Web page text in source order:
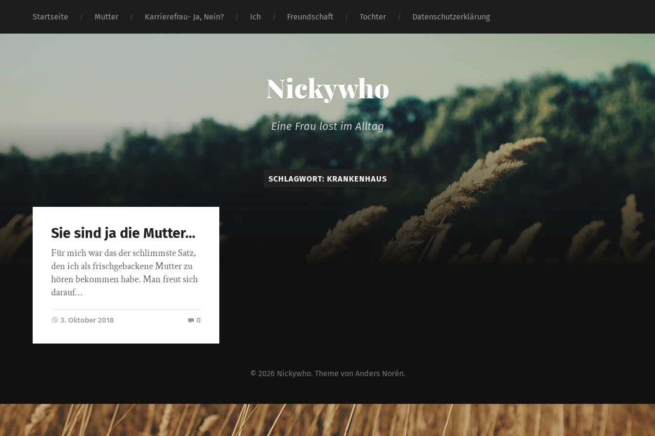
Startseite Mutter Karrierefrau- Ja, Nein? Ich Freundschaft Tochter Datenschutzerklärung
Nickywho
Eine Frau lost im Alltag
SCHLAGWORT: KRANKENHAUS
Sie sind ja die Mutter…
Für mich war das der schlimmste Satz,
den ich als frischgebackene Mutter zu
hören bekommen habe. Man freut sich
darauf…
3. Oktober 2018 0
© 2026 Nickywho. Theme von Anders Norén.